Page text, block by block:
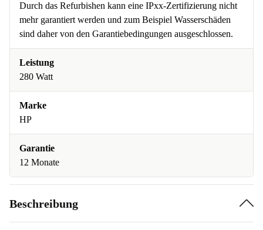
Durch das Refurbishen kann eine IPxx-Zertifizierung nicht
mehr garantiert werden und zum Beispiel Wasserschäden
sind daher von den Garantiebedingungen ausgeschlossen.
Leistung
280 Watt
Marke
HP
Garantie
12 Monate
Beschreibung